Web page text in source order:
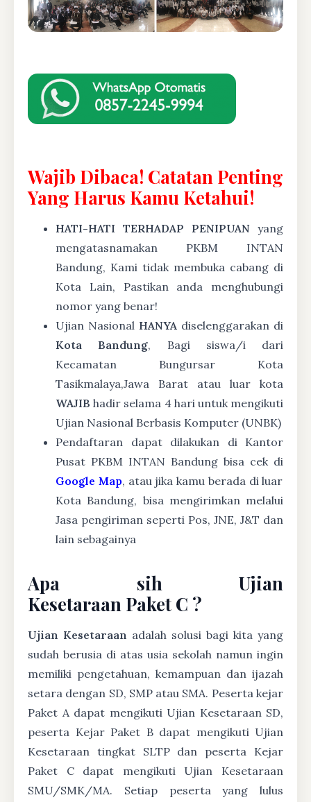
Wajib Dibaca! Catatan Penting
Yang Harus Kamu Ketahui!
HATI-HATI TERHADAP PENIPUAN yang
mengatasnamakan PKBM INTAN
Bandung, Kami tidak membuka cabang di
Kota Lain, Pastikan anda menghubungi
nomor yang benar!
Ujian Nasional HANYA diselenggarakan di
Kota Bandung, Bagi siswa/i dari
Kecamatan Bungursar Kota
Tasikmalaya,Jawa Barat atau luar kota
WAJIB hadir selama 4 hari untuk mengikuti
Ujian Nasional Berbasis Komputer (UNBK)
Pendaftaran dapat dilakukan di Kantor
Pusat PKBM INTAN Bandung bisa cek di
Google Map, atau jika kamu berada di luar
Kota Bandung, bisa mengirimkan melalui
Jasa pengiriman seperti Pos, JNE, J&T dan
lain sebagainya
Apa sih Ujian
Kesetaraan Paket C ?
Ujian Kesetaraan adalah solusi bagi kita yang
sudah berusia di atas usia sekolah namun ingin
memiliki pengetahuan, kemampuan dan ijazah
setara dengan SD, SMP atau SMA. Peserta kejar
Paket A dapat mengikuti Ujian Kesetaraan SD,
peserta Kejar Paket B dapat mengikuti Ujian
Kesetaraan tingkat SLTP dan peserta Kejar
Paket C dapat mengikuti Ujian Kesetaraan
SMU/SMK/MA. Setiap peserta yang lulus